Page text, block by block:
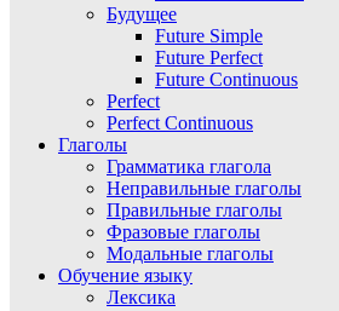
Будущее
Future Simple
Future Perfect
Future Continuous
Perfect
Perfect Continuous
Глаголы
Грамматика глагола
Неправильные глаголы
Правильные глаголы
Фразовые глаголы
Модальные глаголы
Обучение языку
Лексика